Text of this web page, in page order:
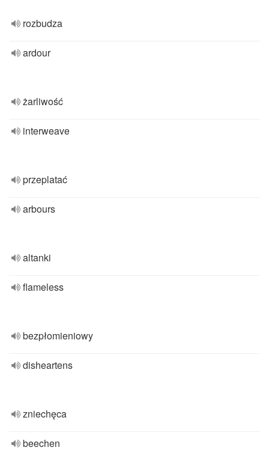
rozbudza
ardour
żarliwość
interweave
przeplatać
arbours
altanki
flameless
bezpłomieniowy
disheartens
zniechęca
beechen